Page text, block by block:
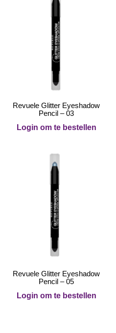
Revuele Glitter Eyeshadow
Pencil – 03
Login om te bestellen
Revuele Glitter Eyeshadow
Pencil – 05
Login om te bestellen